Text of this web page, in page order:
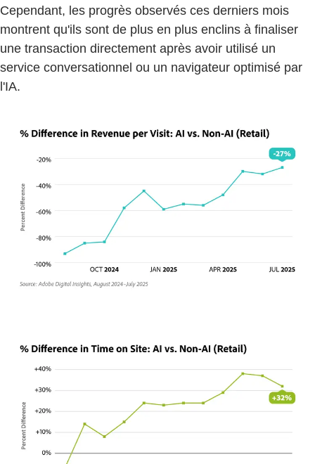
Cependant, les progrès observés ces derniers mois
montrent qu'ils sont de plus en plus enclins à finaliser
une transaction directement après avoir utilisé un
service conversationnel ou un navigateur optimisé par
l'IA.